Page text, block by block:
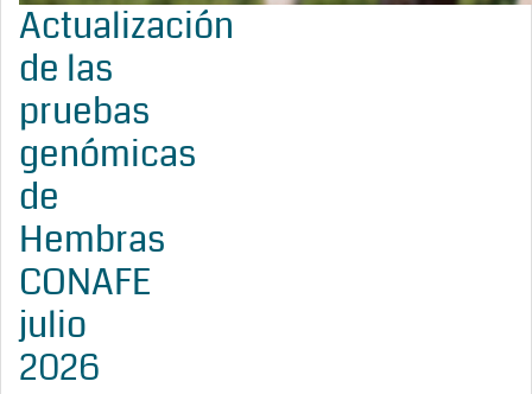
Actualización
de las
pruebas
genómicas
de
Hembras
CONAFE
julio
2026